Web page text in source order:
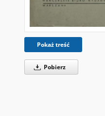
Pokaż treść
Pobierz